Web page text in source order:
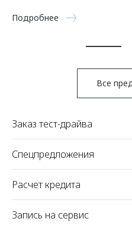
Подробнее
Все
Заказ тест-драйва
Спецпредложения
Расчет кредита
Запись на сервис